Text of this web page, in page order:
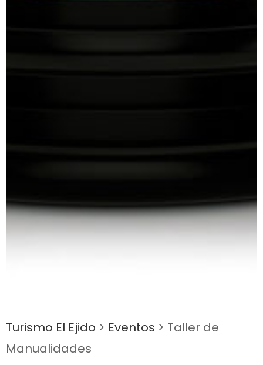
Turismo El Ejido > Eventos > Taller de
Manualidades